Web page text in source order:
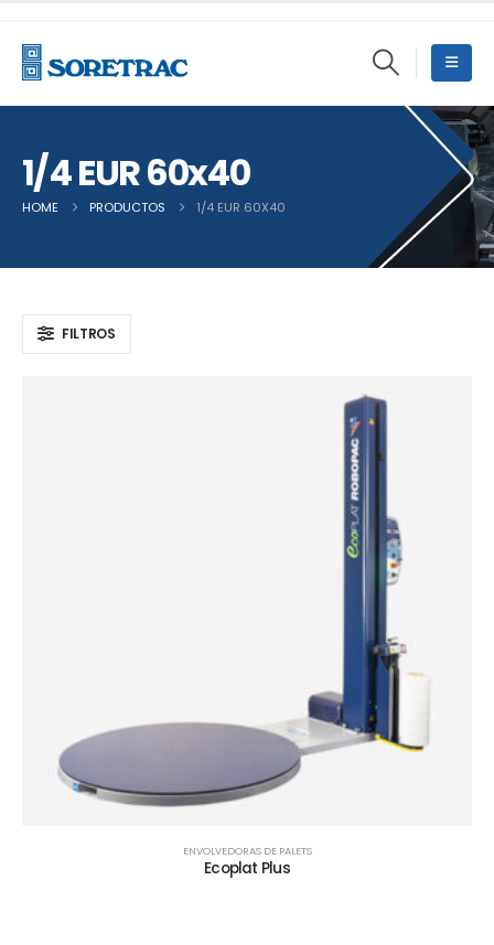
1/4 EUR 60x40
HOME PRODUCTOS 1/4 EUR 60X40
FILTROS
ENVOLVEDORAS DE PALETS
Ecoplat Plus